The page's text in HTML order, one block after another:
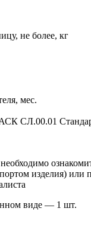
не более, кг
мес.
СЛ.00.01
изделия) или
виде — 1 шт.